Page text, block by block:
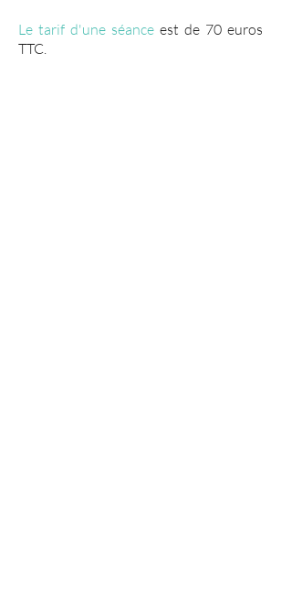
Le tarif d'une séance est de 70 euros
TTC.